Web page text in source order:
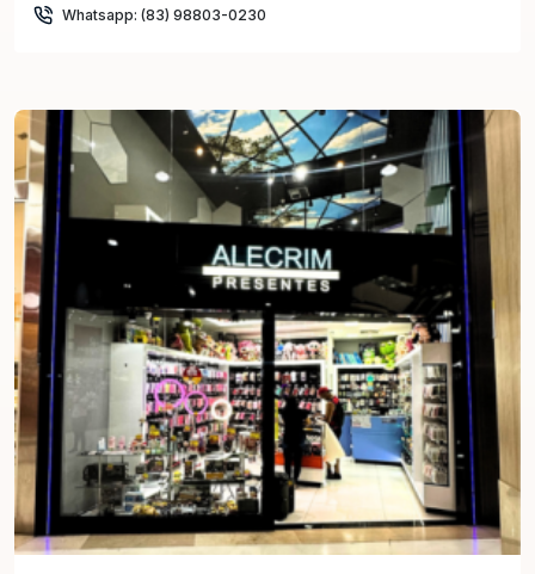
Whatsapp: (83) 98803-0230